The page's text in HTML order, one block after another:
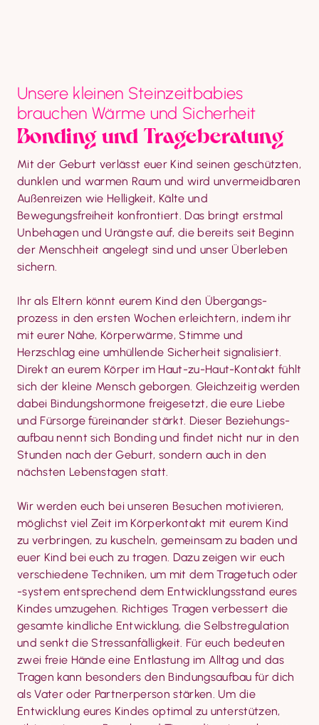
Unsere kleinen Steinzeitbabies
brauchen Wärme und Sicherheit
Bonding und Trageberatung
Mit der Geburt verlässt euer Kind seinen geschützten,
dunklen und warmen Raum und wird unvermeidbaren
Außenreizen wie Helligkeit, Kälte und
Bewegungsfreiheit konfrontiert. Das bringt erstmal
Unbehagen und Urängste auf, die bereits seit Beginn
der Menschheit angelegt sind und unser Überleben
sichern.
Ihr als Eltern könnt eurem Kind den Übergangs­
prozess in den ersten Wochen erleichtern, indem ihr
mit eurer Nähe, Körper­wärme, Stimme und
Herzschlag eine umhüllende Sicherheit signalisiert.
Direkt an eurem Körper im Haut-zu-Haut-Kontakt fühlt
sich der kleine Mensch geborgen. Gleichzeitig werden
dabei Bindungs­hormone freigesetzt, die eure Liebe
und Fürsorge füreinander stärkt. Dieser Beziehungs­
aufbau nennt sich Bonding und findet nicht nur in den
Stunden nach der Geburt, sondern auch in den
nächsten Lebenstagen statt.
Wir werden euch bei unseren Besuchen motivieren,
möglichst viel Zeit im Körper­kontakt mit eurem Kind
zu verbringen, zu kuscheln, gemeinsam zu baden und
euer Kind bei euch zu tragen. Dazu zeigen wir euch
verschiedene Techniken, um mit dem Tragetuch oder
-system entsprechend dem Entwicklungsstand eures
Kindes umzugehen. Richtiges Tragen verbessert die
gesamte kindliche Entwicklung, die Selbstregulation
und senkt die Stressanfälligkeit. Für euch bedeuten
zwei freie Hände eine Entlastung im Alltag und das
Tragen kann besonders den Bindungs­aufbau für dich
als Vater oder Partnerperson stärken. Um die
Entwicklung eures Kindes optimal zu unterstützen,